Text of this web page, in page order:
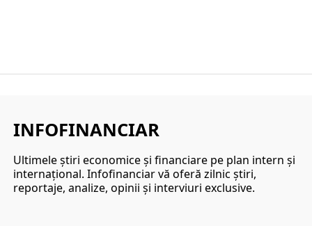
INFOFINANCIAR
Ultimele ştiri economice şi financiare pe plan intern şi
internaţional. Infofinanciar vă oferă zilnic ştiri,
reportaje, analize, opinii şi interviuri exclusive.